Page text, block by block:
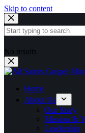
Skip to content
No results
Home
About Us
Our Story
Mission &
Leadership